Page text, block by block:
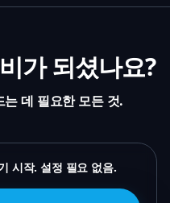
가 되셨나요?
데 필요한 모든 것.
시작. 설정 필요 없음.